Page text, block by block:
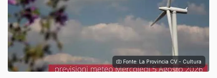
Fonte: La Provincia CV - Cultura